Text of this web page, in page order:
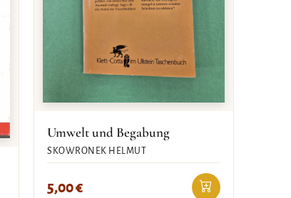
Umwelt und Begabung
SKOWRONEK HELMUT
5,00€